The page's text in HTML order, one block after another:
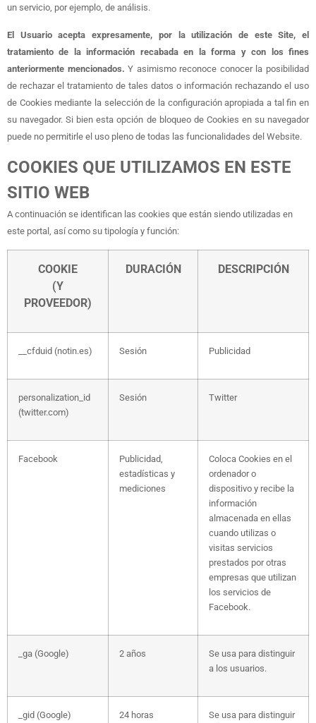
un servicio, por ejemplo, de análisis.
El Usuario acepta expresamente, por la utilización de este Site, el
tratamiento de la información recabada en la forma y con los fines
anteriormente mencionados. Y asimismo reconoce conocer la posibilidad
de rechazar el tratamiento de tales datos o información rechazando el uso
de Cookies mediante la selección de la configuración apropiada a tal fin en
su navegador. Si bien esta opción de bloqueo de Cookies en su navegador
puede no permitirle el uso pleno de todas las funcionalidades del Website.
COOKIES QUE UTILIZAMOS EN ESTE
SITIO WEB
A continuación se identifican las cookies que están siendo utilizadas en
este portal, así como su tipología y función:
COOKIE
(Y
PROVEEDOR)
DURACIÓN DESCRIPCIÓN
__cfduid (notin.es) Sesión Publicidad
personalization_id
(twitter.com)
Sesión Twitter
Facebook
Publicidad,
estadísticas y
mediciones
Coloca Cookies en el
ordenador o
dispositivo y recibe la
información
almacenada en ellas
cuando utilizas o
visitas servicios
prestados por otras
empresas que utilizan
los servicios de
Facebook.
_ga (Google) 2 años
Se usa para distinguir
a los usuarios.
_gid (Google) 24 horas
Se usa para distinguir